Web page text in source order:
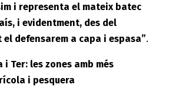
i representa el mateix batec
i evidentment, des del
defensarem a capa i espasa”.
i Ter: les zones amb més
i pesquera